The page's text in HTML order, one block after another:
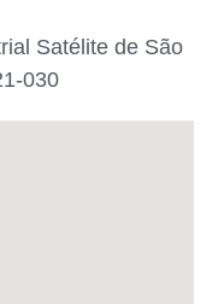
Satélite de São
030